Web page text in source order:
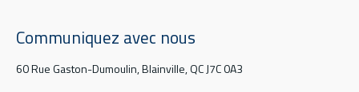
Communiquez avec nous
60 Rue Gaston-Dumoulin, Blainville, QC J7C 0A3